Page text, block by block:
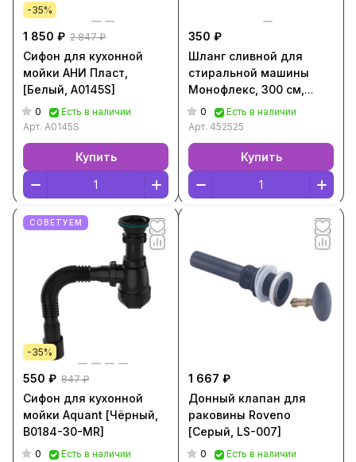
-35%
1 850 ₽ 2 847 ₽
Сифон для кухонной
мойки АНИ Пласт,
[Белый, A0145S]
0
Есть в наличии
Арт. A0145S
Купить
350 ₽
Шланг сливной для
стиральной машины
Монофлекс, 300 см,
[Серый, 452525]
0
Есть в наличии
Арт. 452525
Купить
СОВЕТУЕМ
-35%
550 ₽ 847 ₽
Сифон для кухонной
мойки Aquant [Чёрный,
B0184-30-MR]
0
Есть в наличии
1 667 ₽
Донный клапан для
раковины Roveno
[Серый, LS-007]
0
Есть в наличии